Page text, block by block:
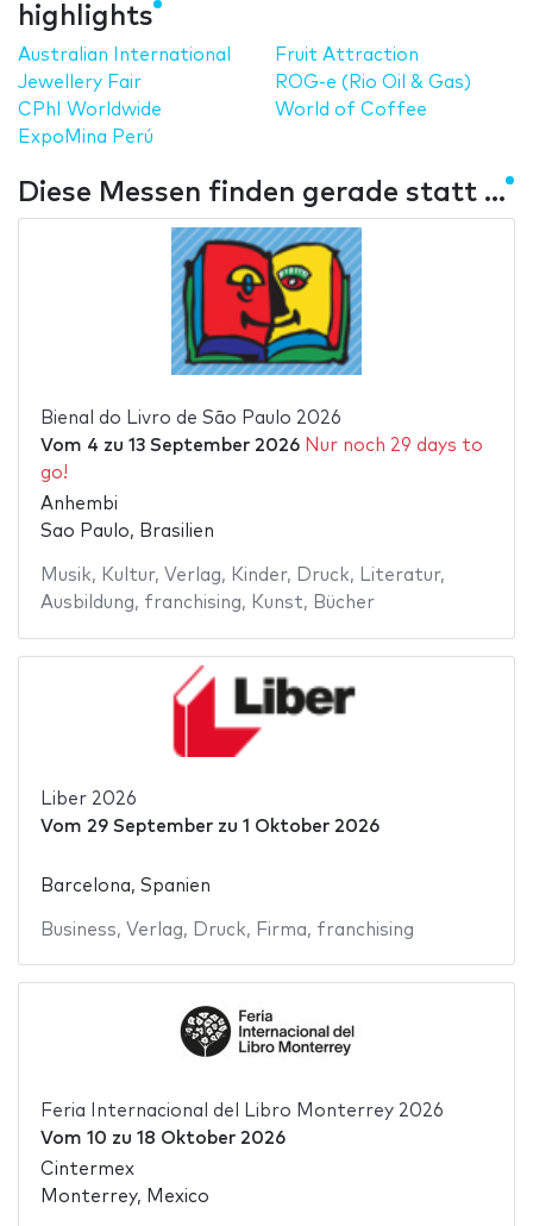
highlights
Australian International
Jewellery Fair
CPhI Worldwide
ExpoMina Perú
Fruit Attraction
ROG-e (Rio Oil & Gas)
World of Coffee
Diese Messen finden gerade statt ...
Bienal do Livro de São Paulo 2026
Vom 4 zu 13 September 2026 Nur noch 29 days to
go!
Anhembi
Sao Paulo, Brasilien
Musik, Kultur, Verlag, Kinder, Druck, Literatur,
Ausbildung, franchising, Kunst, Bücher
Liber 2026
Vom 29 Septemberzu 1 Oktober 2026
Barcelona, Spanien
Business, Verlag, Druck, Firma, franchising
Feria Internacional del Libro Monterrey 2026
Vom 10 zu 18 Oktober 2026
Cintermex
Monterrey, Mexico